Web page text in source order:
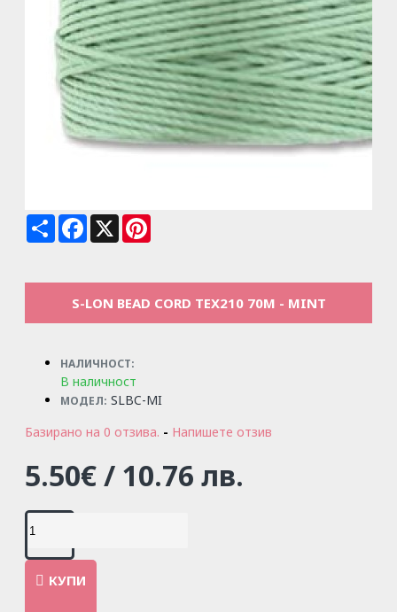
Share Facebook
X
S-LON BEAD CORD TEX210 70M - MINT
НАЛИЧНОСТ:
В наличност
МОДЕЛ: SLBC-MI
Базирано на 0 отзива. - Напишете отзив
5.50€ / 10.76 лв.
КУПИ